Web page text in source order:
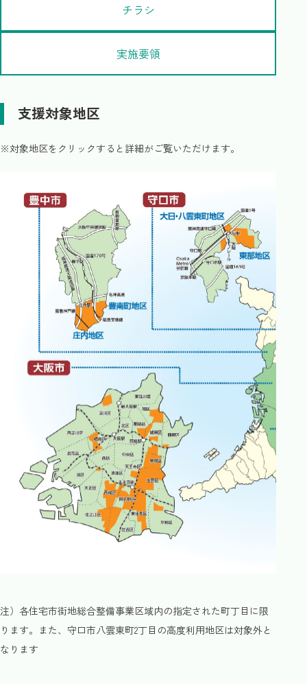
チラシ
実施要領
支援対象地区
※対象地区をクリックすると詳細がご覧いただけます。
注）各住宅市街地総合整備事業区域内の指定された町丁目に限
ります。また、守口市八雲東町2丁目の高度利用地区は対象外と
なります